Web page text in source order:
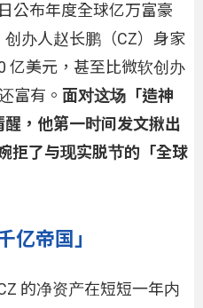
公布年度全球亿万富豪
办人赵长鹏（CZ）身家
亿美元，甚至比微软创办
富有。 面对这场「造神
，他第一时间发文揪出
拒了与现实脱节的「全球
亿帝国」
的净资产在短短一年内